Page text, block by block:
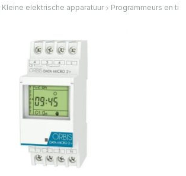
Kleine elektrische apparatuur Programmeurs en